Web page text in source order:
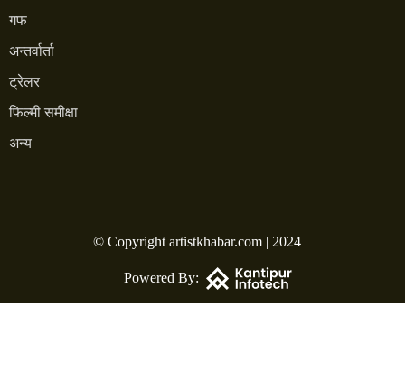
गफ
अन्तर्वार्ता
ट्रेलर
फिल्मी समीक्षा
अन्य
© Copyright artistkhabar.com | 2024
Powered By: